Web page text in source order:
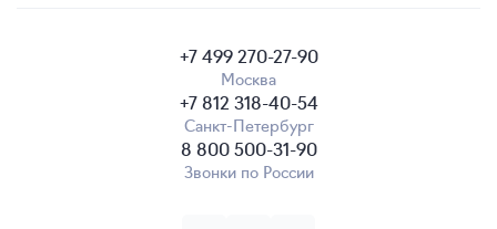
+7 499 270-27-90
Москва
+7 812 318-40-54
Санкт-Петербург
8 800 500-31-90
Звонки по России